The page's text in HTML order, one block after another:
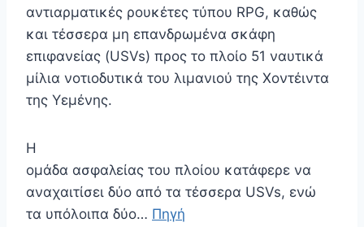
αντιαρματικές ρουκέτες τύπου RPG, καθώς
και τέσσερα μη επανδρωμένα σκάφη
επιφανείας (USVs) προς το πλοίο 51 ναυτικά
μίλια νοτιοδυτικά του λιμανιού της Χοντέιντα
της Υεμένης.
Η
ομάδα ασφαλείας του πλοίου κατάφερε να
αναχαιτίσει δύο από τα τέσσερα USVs, ενώ
τα υπόλοιπα δύο… Πηγή